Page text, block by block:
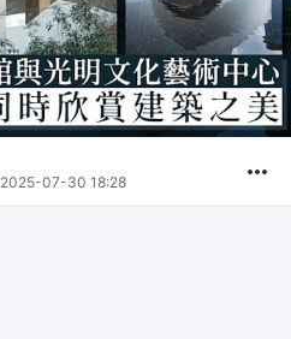
2025-07-30 18:28